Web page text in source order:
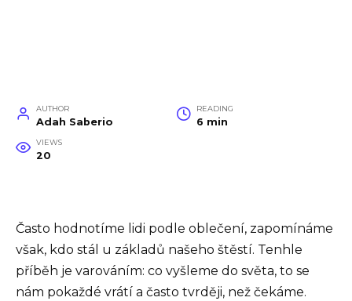
AUTHOR
Adah Saberio
READING
6 min
VIEWS
20
Často hodnotíme lidi podle oblečení, zapomínáme
však, kdo stál u základů našeho štěstí. Tenhle
příběh je varováním: co vyšleme do světa, to se
nám pokaždé vrátí a často tvrději, než čekáme.